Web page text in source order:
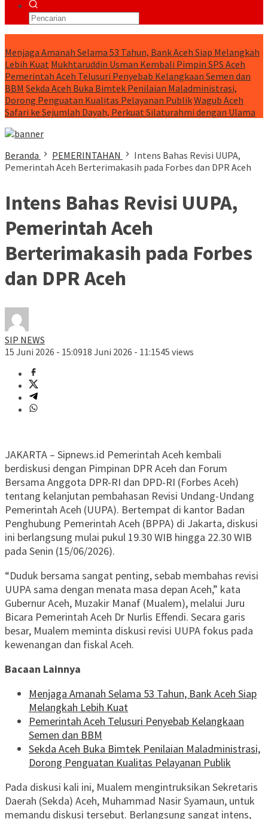
Menjaga Amanah Selama 53 Tahun, Bank Aceh Siap Melangkah
Lebih Kuat Mukhtaruddin Usman Kembali Pimpin SPS Aceh
Pemerintah Aceh Telusuri Penyebab Kelangkaan Semen dan
BBM Sekda Aceh Buka Bimtek Penilaian Maladministrasi,
Dorong Penguatan Kualitas Pelayanan PublikWagub Aceh
Safari ke Sejumlah Dayah, Perkuat Silaturahmi dengan Ulama
Beranda PEMERINTAHAN
Intens Bahas Revisi UUPA,
Pemerintah Aceh Berterimakasih pada Forbes dan DPR Aceh
Intens Bahas Revisi UUPA,
Pemerintah Aceh
Berterimakasih pada Forbes
dan DPR Aceh
SIP NEWS
15 Juni 2026 - 15:0918 Juni 2026 - 11:1545 views
JAKARTA – Sipnews.id Pemerintah Aceh kembali
berdiskusi dengan Pimpinan DPR Aceh dan Forum
Bersama Anggota DPR-RI dan DPD-RI (Forbes Aceh)
tentang kelanjutan pembahasan Revisi Undang-Undang
Pemerintah Aceh (UUPA). Bertempat di kantor Badan
Penghubung Pemerintah Aceh (BPPA) di Jakarta, diskusi
ini berlangsung mulai pukul 19.30 WIB hingga 22.30 WIB
pada Senin (15/06/2026).
“Duduk bersama sangat penting, sebab membahas revisi
UUPA sama dengan menata masa depan Aceh,” kata
Gubernur Aceh, Muzakir Manaf (Mualem), melalui Juru
Bicara Pemerintah Aceh Dr Nurlis Effendi. Secara garis
besar, Mualem meminta diskusi revisi UUPA fokus pada
kewenangan dan fiskal Aceh.
Bacaan Lainnya
Menjaga Amanah Selama 53 Tahun, Bank Aceh Siap
Melangkah Lebih Kuat
Pemerintah Aceh Telusuri Penyebab Kelangkaan
Semen dan BBM
Sekda Aceh Buka Bimtek Penilaian Maladministrasi,
Dorong Penguatan Kualitas Pelayanan Publik
Pada diskusi kali ini, Mualem mengintruksikan Sekretaris
Daerah (Sekda) Aceh, Muhammad Nasir Syamaun, untuk
memandu diskusi tersebut. Berlangsung sangat intens,